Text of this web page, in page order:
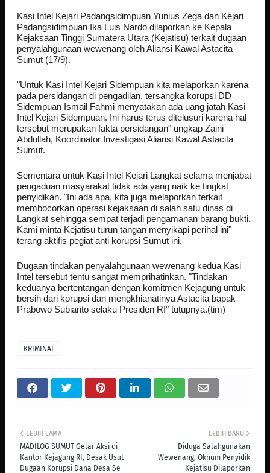
Kasi Intel Kejari Padangsidimpuan Yunius Zega dan Kejari
Padangsidimpuan Ika Luis Nardo dilaporkan ke Kepala
Kejaksaan Tinggi Sumatera Utara (Kejatisu) terkait dugaan
penyalahgunaan wewenang oleh Aliansi Kawal Astacita
Sumut (17/9).
"Untuk Kasi Intel Kejari Sidempuan kita melaporkan karena
pada persidangan di pengadilan, tersangka korupsi DD
Sidempuan Ismail Fahmi menyatakan ada uang jatah Kasi
Intel Kejari Sidempuan. Ini harus terus ditelusuri karena hal
tersebut merupakan fakta persidangan" ungkap Zaini
Abdullah, Koordinator Investigasi Aliansi Kawal Astacita
Sumut.
Sementara untuk Kasi Intel Kejari Langkat selama menjabat
pengaduan masyarakat tidak ada yang naik ke tingkat
penyidikan. "Ini ada apa, kita juga melaporkan terkait
membocorkan operasi kejaksaan di salah satu dinas di
Langkat sehingga sempat terjadi pengamanan barang bukti.
Kami minta Kejatisu turun tangan menyikapi perihal ini"
terang aktifis pegiat anti korupsi Sumut ini.
Dugaan tindakan penyalahgunaan wewenang kedua Kasi
Intel tersebut tentu sangat memprihatinkan. "Tindakan
keduanya bertentangan dengan komitmen Kejagung untuk
bersih dari korupsi dan mengkhianatinya Astacita bapak
Prabowo Subianto selaku Presiden RI" tutupnya.(tim)
KRIMINAL
LEBIH BARU
Diduga Salahgunakan
Wewenang, Oknum Penyidik
Kejatisu Dilaporkan
LEBIH LAMA
MADILOG SUMUT Gelar Aksi di
Kantor Kejagung RI, Desak Usut
Dugaan Korupsi Dana Desa Se-